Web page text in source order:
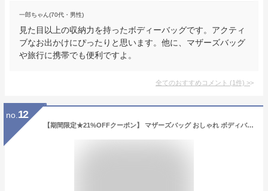
一郎ちゃん(70代・男性)
見た目以上の収納力を持ったボディーバッグです。アクティ
ブなお出かけにぴったりと思います。他に、マザーズバッグ
や旅行に携帯でも便利ですよ。
全てのおすすめコメント (1件) >
no. 12
【期間限定★21%OFFクーポン】 マザーズバッグ おしゃれ ボディバッグ 大容量 メンズ レディース ボディーバッグ ワンショルダーバッグ 軽量 小さめ トラベルバッグ ボディバッグ レディース 肩掛け 上品 撥水 斜め掛け アウトドア 3way